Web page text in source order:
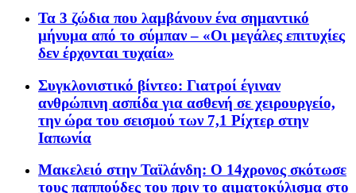
Τα 3 ζώδια που λαμβάνουν ένα σημαντικό
μήνυμα από το σύμπαν – «Οι μεγάλες επιτυχίες
δεν έρχονται τυχαία»
Συγκλονιστικό βίντεο: Γιατροί έγιναν
ανθρώπινη ασπίδα για ασθενή σε χειρουργείο,
την ώρα του σεισμού των 7,1 Ρίχτερ στην
Ιαπωνία
Μακελειό στην Ταϊλάνδη: Ο 14χρονος σκότωσε
τους παππούδες του πριν το αιματοκύλισμα στο